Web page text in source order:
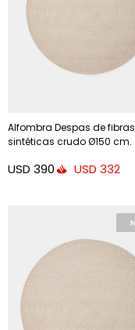
Alfombra Despas de fibras
sintéticas crudo Ø150 cm.
USD 390 USD 332